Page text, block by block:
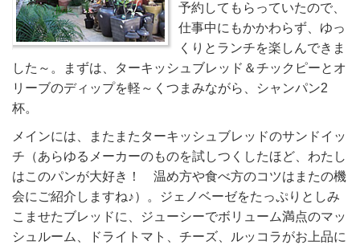
予約してもらっていたので、
仕事中にもかかわらず、ゆっ
くりとランチを楽しんできま
した～。まずは、ターキッシュブレッド＆チックピーとオ
リーブのディップを軽～くつまみながら、シャンパン2
杯。
メインには、またまたターキッシュブレッドのサンドイッ
チ（あらゆるメーカーのものを試しつくしたほど、わたし
はこのパンが大好き！ 温め方や食べ方のコツはまたの機
会にご紹介しますね♪）。ジェノベーゼをたっぷりとしみ
こませたブレッドに、ジューシーでボリューム満点のマッ
シュルーム、ドライトマト、チーズ、ルッコラがお上品に